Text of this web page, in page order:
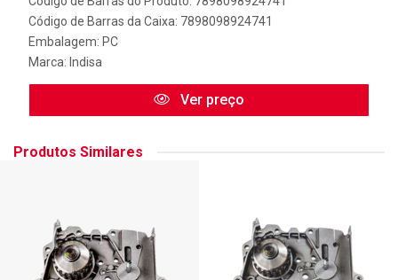
Código de Barras da Caixa: 7898098924741
Embalagem: PC
Marca: Indisa
Ver preço
Produtos Similares